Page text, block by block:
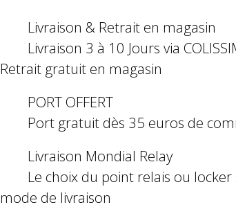
Livraison & Retrait en magasin
Livraison 3 à 10 Jours via
Retrait gratuit en magasin
PORT OFFERT
Port gratuit dès 35 euros de
Livraison Mondial Relay
Le choix du point relais ou
mode de livraison